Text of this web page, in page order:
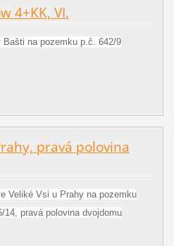
4+KK, VI.
Bašti na pozemku p.č. 642/9
pravá polovina
Veliké Vsi u Prahy na pozemku
14, pravá polovina dvojdomu